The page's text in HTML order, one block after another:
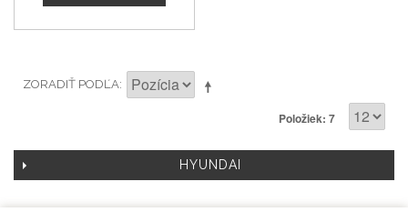
ZORADIŤ PODĽA
Položiek: 7
HYUNDAI